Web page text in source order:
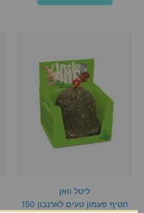
ליטל וואן
חטיף פעמון טעים לארנבון 150